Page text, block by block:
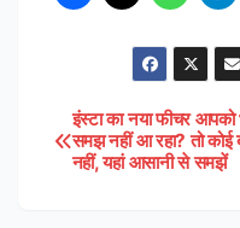
Post
navigation
इंस्टा का नया फीचर आपको
समझ नहीं आ रहा? तो कोई
नहीं, यहां आसानी से समझें